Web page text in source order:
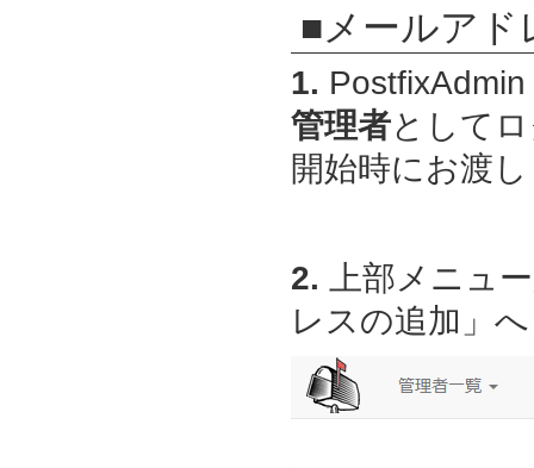
■メールアド
1. PostfixAdmin
管理者として
開始時にお渡
2. 上部メニュ
レスの追加」